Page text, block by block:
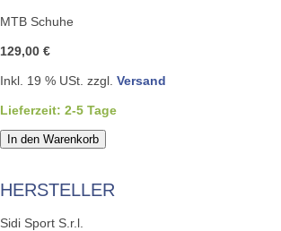
MTB Schuhe
129,00 €
Inkl. 19 % USt. zzgl. Versand
Lieferzeit: 2-5 Tage
In den Warenkorb
HERSTELLER
Sidi Sport S.r.l.